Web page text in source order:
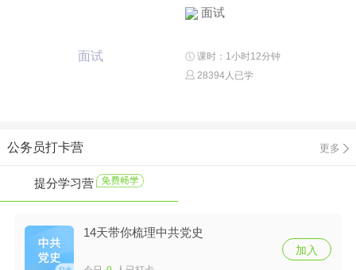
面试
面试
课时：1小时12分钟
28394人已学
公务员打卡营 更多
提分学习营
14天带你梳理中共党史
加入